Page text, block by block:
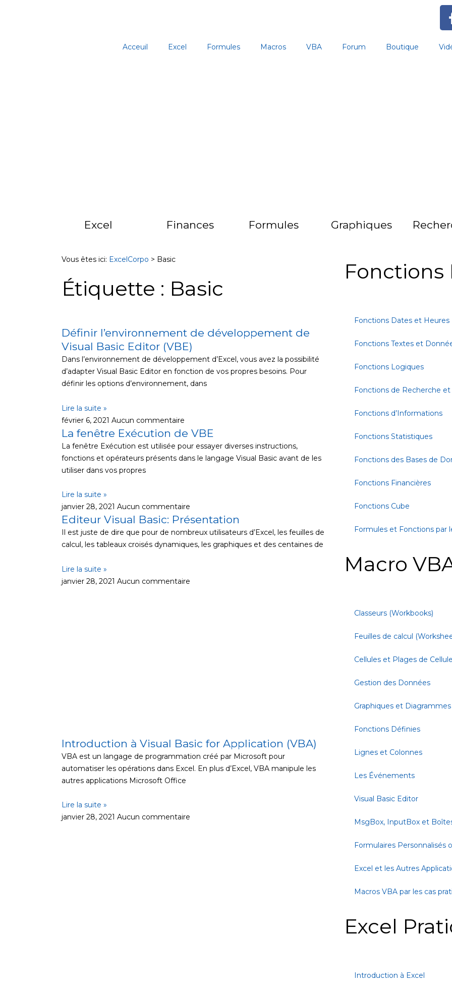
Acceuil Excel Formules Macros VBA Forum Boutique
Excel Finances Formules Graphiques
Vous êtes ici: ExcelCorpo > Basic
Étiquette : Basic
Définir l’environnement de développement de
Visual Basic Editor (VBE)
Dans l’environnement de développement d’Excel, vous avez la possibilité
d’adapter Visual Basic Editor en fonction de vos propres besoins. Pour
définir les options d’environnement, dans
Lire la suite »
février 6, 2021 Aucun commentaire
La fenêtre Exécution de VBE
La fenêtre Exécution est utilisée pour essayer diverses instructions,
fonctions et opérateurs présents dans le langage Visual Basic avant de les
utiliser dans vos propres
Lire la suite »
janvier 28, 2021 Aucun commentaire
Editeur Visual Basic: Présentation
Il est juste de dire que pour de nombreux utilisateurs d’Excel, les feuilles de
calcul, les tableaux croisés dynamiques, les graphiques et des centaines de
Lire la suite »
janvier 28, 2021 Aucun commentaire
Introduction à Visual Basic for Application (VBA)
VBA est un langage de programmation créé par Microsoft pour
automatiser les opérations dans Excel. En plus d’Excel, VBA manipule les
autres applications Microsoft Office
Lire la suite »
janvier 28, 2021 Aucun commentaire
Fonctions
Fonctions Dates et Heures
Fonctions Textes et
Fonctions Logiques
Fonctions de Recherche
Fonctions d’Informations
Fonctions Statistiques
Fonctions des Bases de
Fonctions Financières
Fonctions Cube
Formules et Fonctions par
Macro
Classeurs (Workbooks)
Feuilles de calcul
Cellules et Plages de
Gestion des Données
Graphiques et Diagrammes
Fonctions Définies
Lignes et Colonnes
Les Événements
Visual Basic Editor
MsgBox, InputBox et
Formulaires Personnalisés
Excel et les Autres
Macros VBA par les cas
Excel
Introduction à Excel